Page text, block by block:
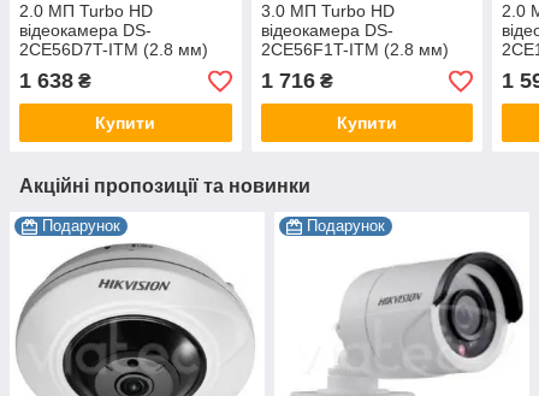
2.0 МП Turbo HD
відеокамера DS-
2CE56D7T-ITM (2.8 мм)
1 638 ₴
Купити
3.0 МП Turbo HD
відеокамера DS-
2CE56F1T-ITM (2.8 мм)
1 716₴
Купити
2.0
1
Акційні пропозиції та новинки
Подарунок Подарунок